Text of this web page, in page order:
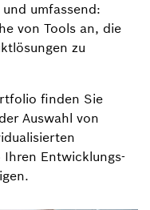
umfassend:
von Tools an, die
zu
finden Sie
Auswahl von
Entwicklungs-